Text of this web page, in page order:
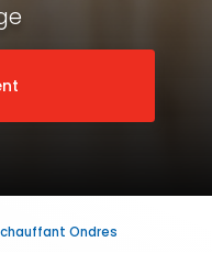
Ondres